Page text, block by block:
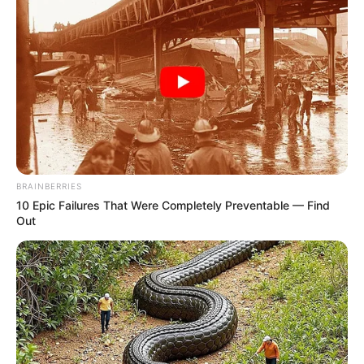
ΔΙΕΘΝΗ ΡΟΗ ΤΩΝ ΑΡΘΡΩΝ
Η Big Pharma σύντομα θα υποβληθεί σε
μήνυση
Η Big Pharma σύντομα θα υποβληθεί σε μήνυση. Επί του
παρόντος, υπάρχει ένας τεράστιος όγκος αδιάψευστων
στοιχείων που αποδεικνύουν κατηγορηματικά ότι οι
BRAINBERRIES
10 Epic Failures That Were Completely Preventable — Find
Out